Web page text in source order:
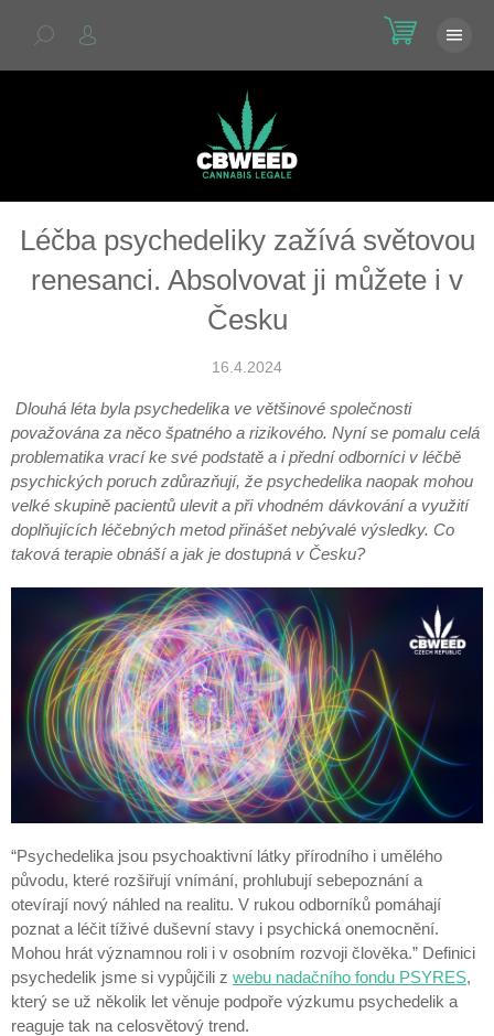
Léčba psychedeliky zažívá světovou
renesanci. Absolvovat ji můžete i v
Česku
16.4.2024
Dlouhá léta byla psychedelika ve většinové společnosti
považována za něco špatného a rizikového. Nyní se pomalu celá
problematika vrací ke své podstatě a i přední odborníci v léčbě
psychických poruch zdůrazňují, že psychedelika naopak mohou
velké skupině pacientů ulevit a při vhodném dávkování a využití
doplňujících léčebných metod přinášet nebývalé výsledky. Co
taková terapie obnáší a jak je dostupná v Česku?
“Psychedelika jsou psychoaktivní látky přírodního i umělého
původu, které rozšiřují vnímání, prohlubují sebepoznání a
otevírají nový náhled na realitu. V rukou odborníků pomáhají
poznat a léčit tíživé duševní stavy i psychická onemocnění.
Mohou hrát významnou roli i v osobním rozvoji člověka.” Definici
psychedelik jsme si vypůjčili z webu nadačního fondu PSYRES,
který se už několik let věnuje podpoře výzkumu psychedelik a
reaguje tak na celosvětový trend.